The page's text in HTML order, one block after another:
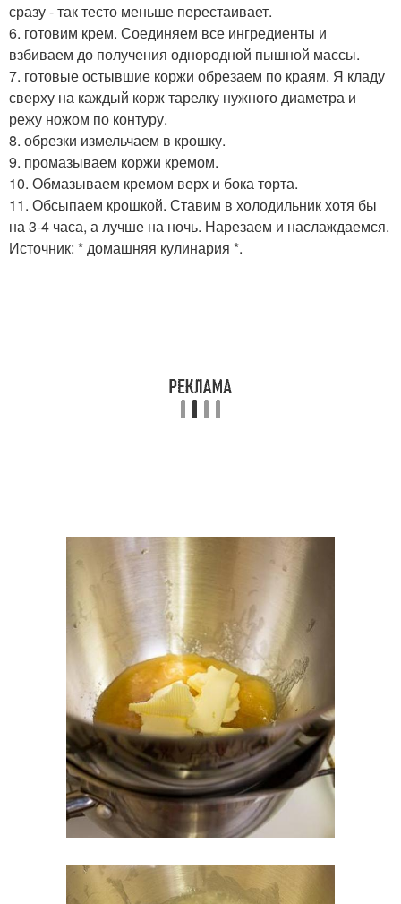
сразу - так тесто меньше перестаивает.
6. готовим крем. Соединяем все ингредиенты и
взбиваем до получения однородной пышной массы.
7. готовые остывшие коржи обрезаем по краям. Я кладу
сверху на каждый корж тарелку нужного диаметра и
режу ножом по контуру.
8. обрезки измельчаем в крошку.
9. промазываем коржи кремом.
10. Обмазываем кремом верх и бока торта.
11. Обсыпаем крошкой. Ставим в холодильник хотя бы
на 3-4 часа, а лучше на ночь. Нарезаем и наслаждаемся.
Источник: * домашняя кулинария *.